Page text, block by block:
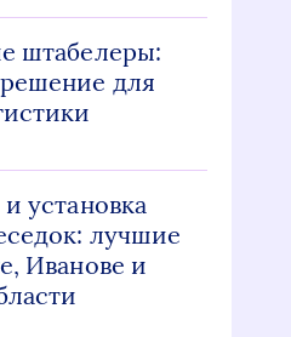
штабелеры:
для
установка
лучшие
Иванове и